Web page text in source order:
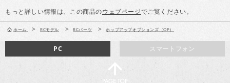
もっと詳しい情報は、この商品のウェブページでご覧ください。
ホーム > RCモデル > RCパーツ > ホップアップオプションズ（OP）
スマートフォン
PC